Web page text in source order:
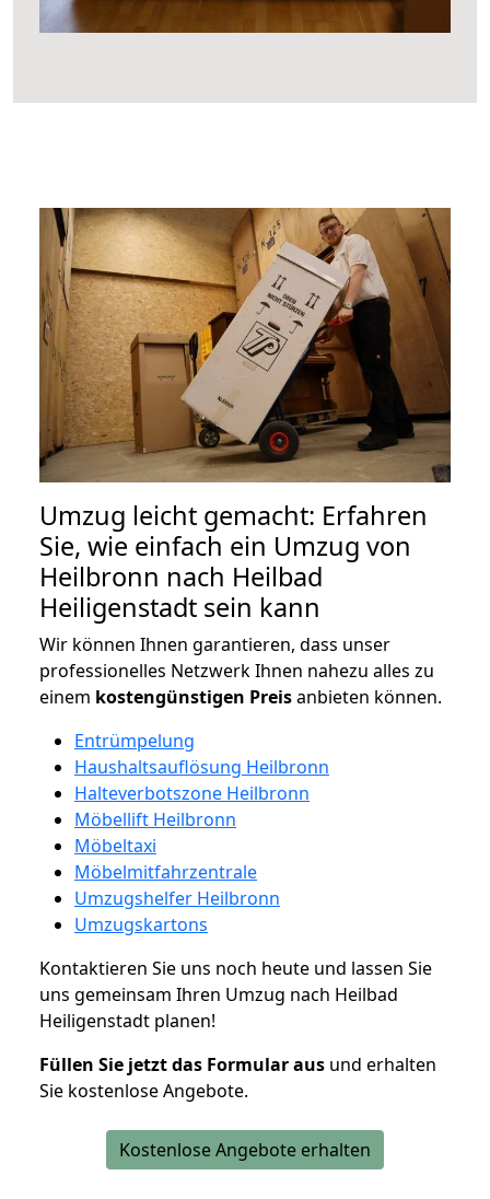
Umzug leicht gemacht: Erfahren
Sie, wie einfach ein Umzug von
Heilbronn nach Heilbad
Heiligenstadt sein kann
Wir können Ihnen garantieren, dass unser
professionelles Netzwerk Ihnen nahezu alles zu
einem kostengünstigen Preisanbieten können.
Entrümpelung
Haushaltsauflösung Heilbronn
Halteverbotszone Heilbronn
Möbellift Heilbronn
Möbeltaxi
Möbelmitfahrzentrale
Umzugshelfer Heilbronn
Umzugskartons
Kontaktieren Sie uns noch heute und lassen Sie
uns gemeinsam Ihren Umzug nach Heilbad
Heiligenstadt planen!
Füllen Sie jetzt das Formular aus und erhalten
Sie kostenlose Angebote.
Kostenlose Angebote erhalten